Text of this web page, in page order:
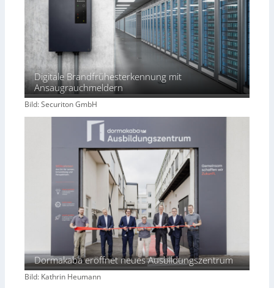
Digitale Brandfrühesterkennung mit
Ansaugrauchmeldern
Bild: Securiton GmbH
Dormakaba eröffnet neues Ausbildungszentrum
Bild: Kathrin Heumann